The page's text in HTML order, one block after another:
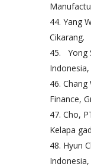
Yang
Cikarang.
Yong
Indonesia,
Chang
Finance,
Cho,
Kelapa
Hyun